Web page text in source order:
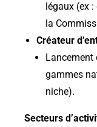
légaux (ex
la
Créateur
Lancement
gammes
niche).
Secteurs